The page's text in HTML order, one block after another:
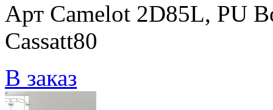
Арт Camelot 2D85L, PU
Cassatt80
В заказ